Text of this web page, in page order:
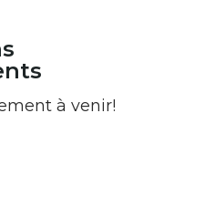
à venir!